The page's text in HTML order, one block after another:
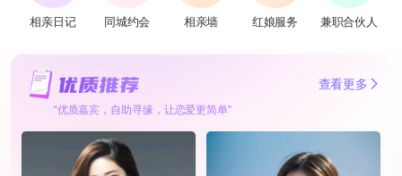
相亲日记 同城约会 相亲墙 红娘服务 兼职合伙人
查看更多
“优质嘉宾，自助寻缘，让恋爱更简单”